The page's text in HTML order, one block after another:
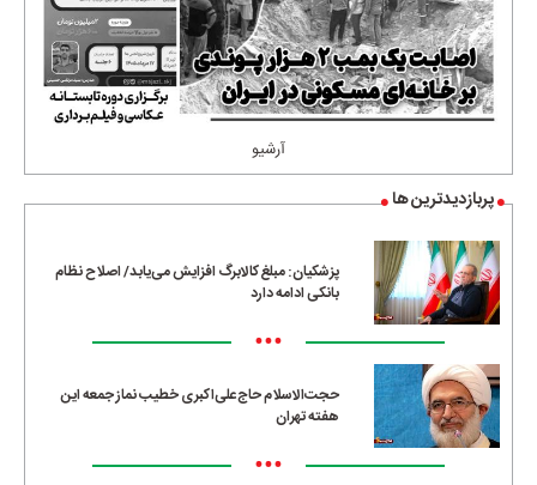
آرشیو
پربازدیدترین ها
پزشکیان: مبلغ کالابرگ افزایش می‌یابد/ اصلاح نظام
بانکی ادامه دارد
•••
حجت‌الاسلام حاج‌علی‌اکبری خطیب نماز جمعه این
هفته تهران
•••